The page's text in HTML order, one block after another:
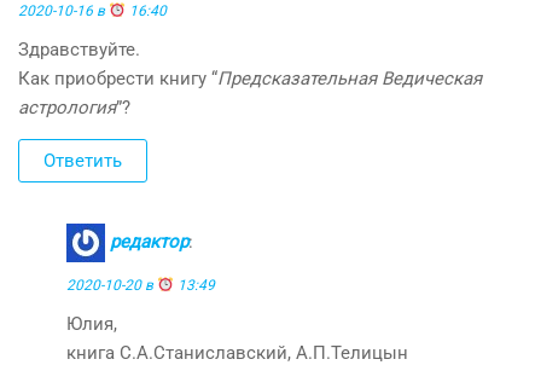
2020-10-16 в 16:40
Здравствуйте.
Как приобрести книгу “Предсказательная Ведическая
астрология”?
Ответить
редактор:
2020-10-20 в 13:49
Юлия,
книга С.А.Станиславский, А.П.Телицын